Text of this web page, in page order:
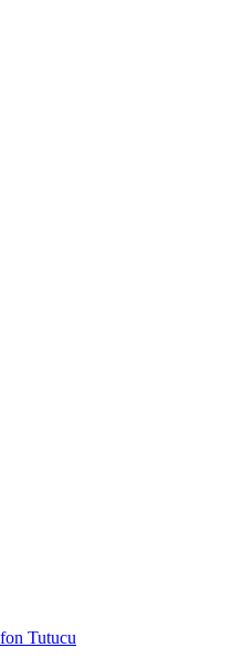
Tutucu